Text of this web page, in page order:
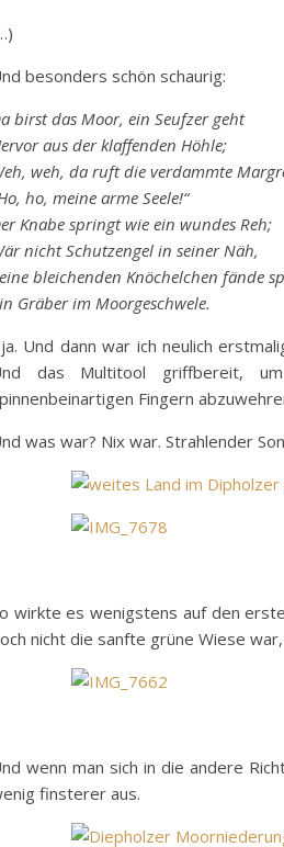
besonders schön schaurig:
birst das Moor, ein Seufzer geht
aus der klaffenden Höhle;
weh, da ruft die verdammte
ho, meine arme Seele!“
Knabe springt wie ein wundes Reh;
nicht Schutzengel in seiner Näh,
bleichenden Knöchelchen fände
Gräber im Moorgeschwele.
Und dann war ich neulich
das Multitool griffbereit,
Fingern
was war? Nix war. Strahlender
wirkte es wenigstens auf den
nicht die sanfte grüne Wiese
wenn man sich in die andere
finsterer aus.